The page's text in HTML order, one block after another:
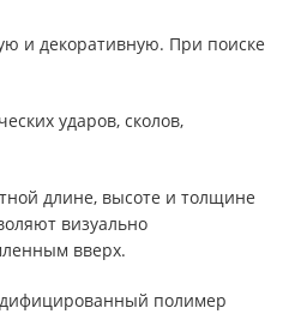
и декоративную. При поиске
ударов, сколов,
длине, высоте и толщине
визуально
вверх.
полимер